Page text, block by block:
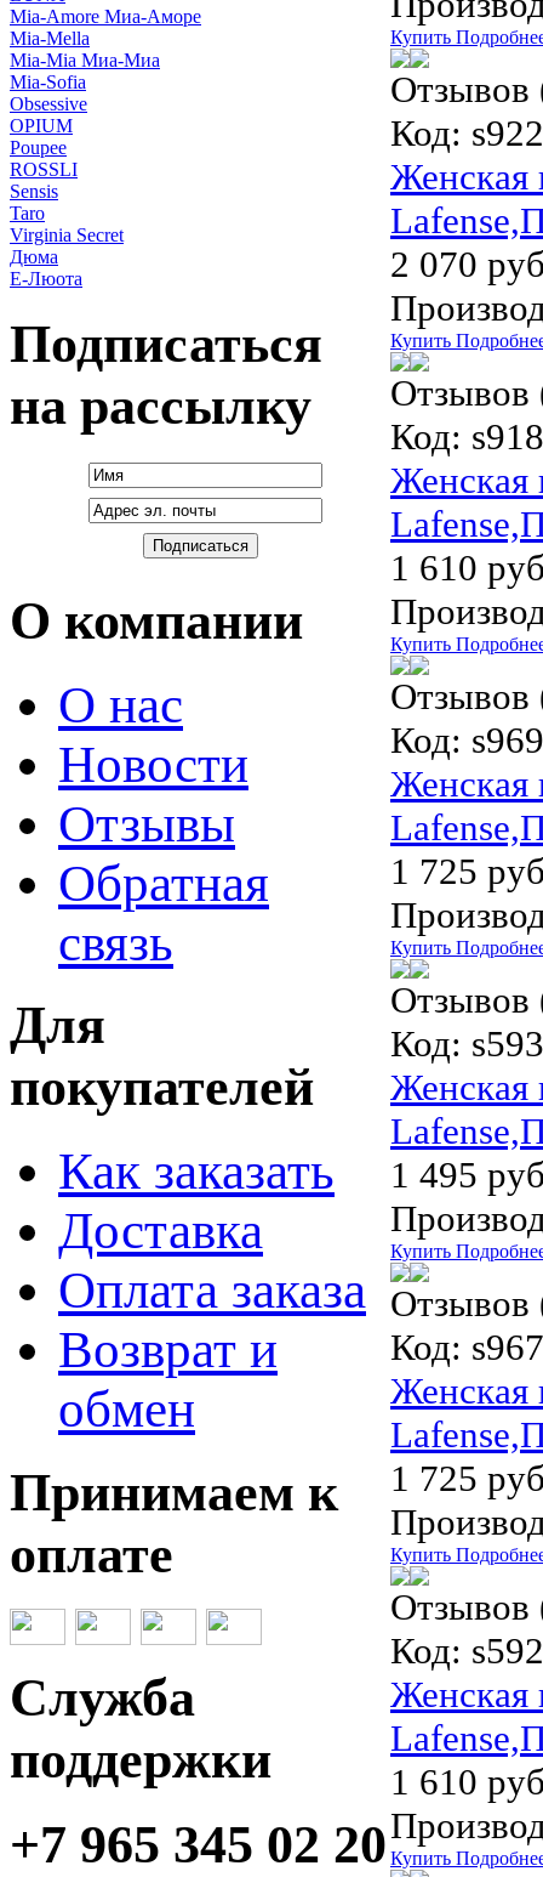
Купить
Отзывов
Код:
Женская
2 070
Купить
Отзывов
Код:
Женская
1 610
Купить
Отзывов
Код:
Женская
1 725
Купить
Отзывов
Код:
Женская
1 495
Купить
Отзывов
Код:
Женская
1 725
Купить
Отзывов
Код:
Женская
1 610
Купить
Mia-Amore Миа-Аморе
Mia-Mella
Mia-Mia Миа-Миа
Mia-Sofia
Obsessive
OPIUM
Poupee
ROSSLI
Sensis
Taro
Virginia Secret
Дюма
Е-Люота
Подписаться
на рассылку
О компании
О нас
Новости
Отзывы
Обратная
связь
Для
покупателей
Как заказать
Доставка
Оплата заказа
Возврат и
обмен
Принимаем к
оплате
Служба
поддержки
+7 965 345 02 20